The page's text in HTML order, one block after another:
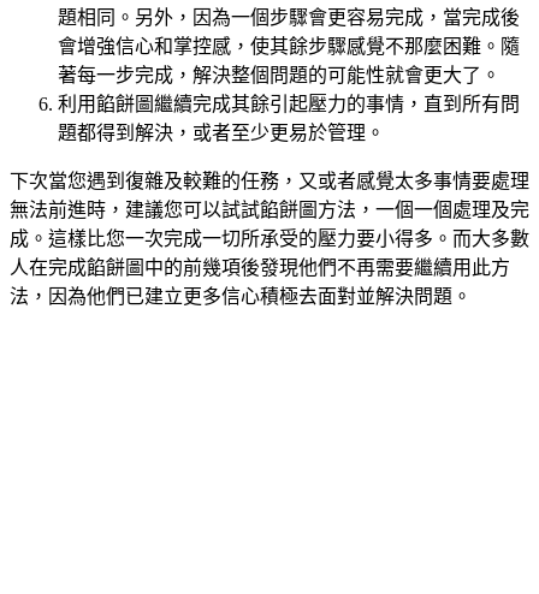
題相同。另外，因為一個步驟會更容易完成，當完成後
會增強信心和掌控感，使其餘步驟感覺不那麼困難。隨
著每一步完成，解決整個問題的可能性就會更大了。
利用餡餅圖繼續完成其餘引起壓力的事情，直到所有問
題都得到解決，或者至少更易於管理。
下次當您遇到復雜及較難的任務，又或者感覺太多事情要處理
無法前進時，建議您可以試試餡餅圖方法，一個一個處理及完
成。這樣比您一次完成一切所承受的壓力要小得多。而大多數
人在完成餡餅圖中的前幾項後發現他們不再需要繼續用此方
法，因為他們已建立更多信心積極去面對並解決問題。